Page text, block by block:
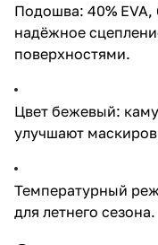
Подошва: 40% EVA,
надёжное
поверхностями.
Цвет бежевый:
улучшают
Температурный
для летнего сезона.